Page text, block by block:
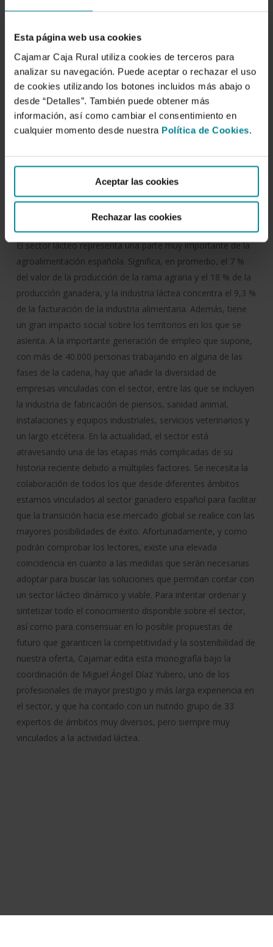
Esta página web usa cookies
Cajamar Caja Rural utiliza cookies de terceros para
analizar su navegación. Puede aceptar o rechazar el uso
de cookies utilizando los botones incluidos más abajo o
desde “Detalles”. También puede obtener más
información, así como cambiar el consentimiento en
cualquier momento desde nuestra Política de Cookies.
Aceptar las cookies
Rechazar las cookies
18 de octubre de 2016
ISBN:
978-84-95531-78-0
Deposito:
AL-256-2013
Economía sectorial
Estructuras de
Indicadores Libros de referencia
agroalimentario
Resumen:
El sector lácteo representa una parte muy importante de la
agroalimentación española. Significa, en promedio, el 7 %
del valor de la producción de la rama agraria y el 18 % de la
producción ganadera, y la industria láctea concentra el 9,3 %
de la facturación de la industria alimentaria. Además, tiene
un gran impacto social sobre los territorios en los que se
asienta. A la importante generación de empleo que supone,
con más de 40.000 personas trabajando en alguna de las
fases de la cadena, hay que añadir la diversidad de
empresas vinculadas con el sector, entre las que se incluyen
la industria de fabricación de piensos, sanidad animal,
instalaciones y equipos industriales, servicios veterinarios y
un largo etcétera. En la actualidad, el sector está
atravesando una de las etapas más complicadas de su
historia reciente debido a múltiples factores. Se necesita la
colaboración de todos los que desde diferentes ámbitos
estamos vinculados al sector ganadero español para facilitar
que la transición hacia ese mercado global se realice con las
mayores posibilidades de éxito. Afortunadamente, y como
podrán comprobar los lectores, existe una elevada
coincidencia en cuanto a las medidas que serán necesarias
adoptar para buscar las soluciones que permitan contar con
un sector lácteo dinámico y viable. Para intentar ordenar y
sintetizar todo el conocimiento disponible sobre el sector,
así como para consensuar en lo posible propuestas de
futuro que garanticen la competitividad y la sostenibilidad de
nuestra oferta, Cajamar edita esta monografía bajo la
coordinación de Miguel Ángel Díaz Yubero, uno de los
profesionales de mayor prestigio y más larga experiencia en
el sector, y que ha contado con un nutrido grupo de 33
expertos de ámbitos muy diversos, pero siempre muy
vinculados a la actividad láctea.